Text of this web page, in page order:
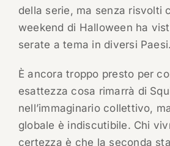
della serie, ma senza risvolti
weekend di Halloween ha
serate a tema in diversi Paesi.
È ancora troppo presto per
esattezza cosa rimarrà di
nell’immaginario collettivo,
globale è indiscutibile. Chi
certezza è che la seconda